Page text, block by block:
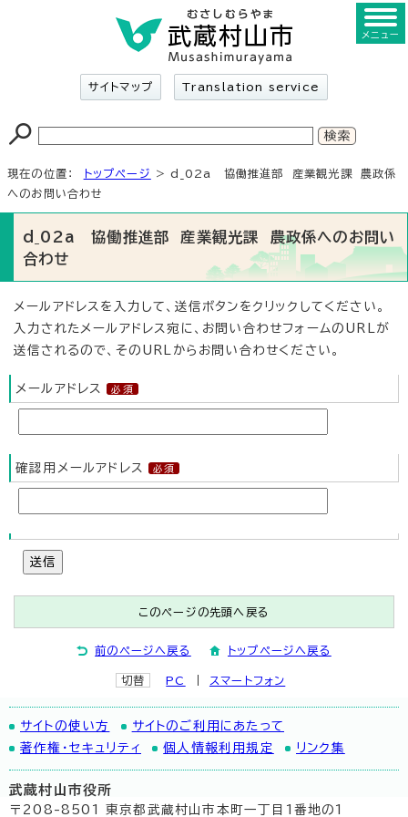
サイトマップ Translation service
メニュー
現在の位置： トップページ
> d_02a 協働推進部 産業観光課 農政係
へのお問い合わせ
d_02a 協働推進部 産業観光課 農政係へのお問い
合わせ
メールアドレスを入力して、送信ボタンをクリックしてください。
入力されたメールアドレス宛に、お問い合わせフォームのURLが
送信されるので、そのURLからお問い合わせください。
メールアドレス
確認用メールアドレス
送信
このページの先頭へ戻る
前のページへ戻る トップページへ戻る
切替 PC スマートフォン
サイトの使い方
サイトのご利用にあたって
著作権・セキュリティ
個人情報利用規定 リンク集
武蔵村山市役所
〒208-8501 東京都武蔵村山市本町一丁目1番地の1